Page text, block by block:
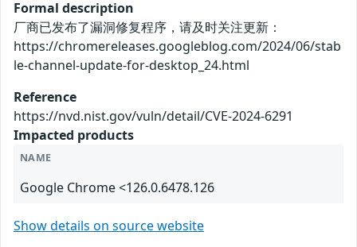
Formal description
厂商已发布了漏洞修复程序，请及时关注更新：
https://chromereleases.googleblog.com/2024/06/stab
le-channel-update-for-desktop_24.html
Reference
https://nvd.nist.gov/vuln/detail/CVE-2024-6291
Impacted products
NAME
Google Chrome <126.0.6478.126
Show details on source website